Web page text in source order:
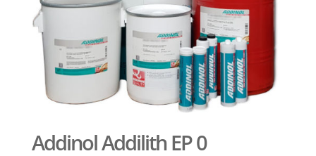
Addinol Addilith EP 0